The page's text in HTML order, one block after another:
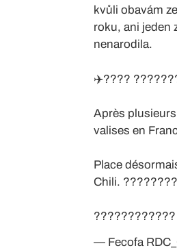
kvůli obavám
roku, ani jeden
nenarodila.
✈️????
Après
valises en
Place
Chili.
— Fecofa